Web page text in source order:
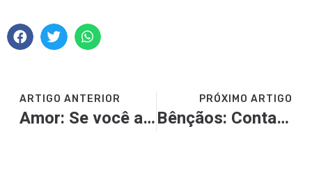
ARTIGO ANTERIOR
Amor: Se você ama a Deus
PRÓXIMO ARTIGO
Bênçãos: Conta Corrente com Deus